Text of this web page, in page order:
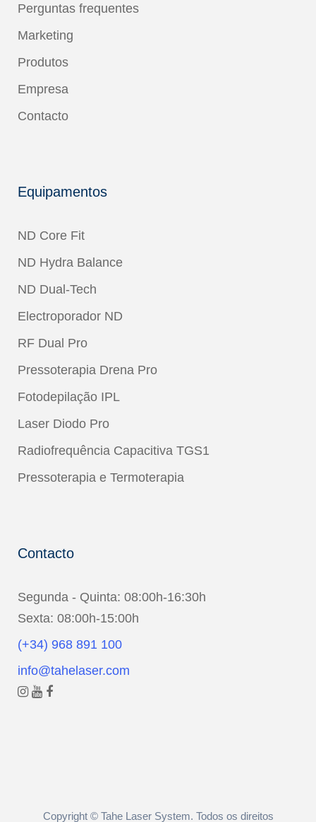
Perguntas frequentes
Marketing
Produtos
Empresa
Contacto
Equipamentos
ND Core Fit
ND Hydra Balance
ND Dual-Tech
Electroporador ND
RF Dual Pro
Pressoterapia Drena Pro
Fotodepilação IPL
Laser Diodo Pro
Radiofrequência Capacitiva TGS1
Pressoterapia e Termoterapia
Contacto
Segunda - Quinta: 08:00h-16:30h
Sexta: 08:00h-15:00h
(+34) 968 891 100
info@tahelaser.com
Copyright © Tahe Laser System. Todos os direitos